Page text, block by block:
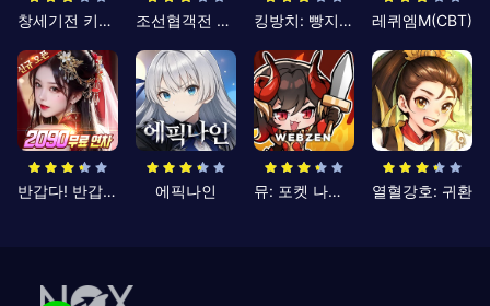
창세기전 키우기 조선협객전 클래식 킹방치: 빵지의 제왕 레퀴엠M(CBT)
반갑다! 반갑삼국지 에픽나인 뮤: 포켓 나이츠 열혈강호: 귀환